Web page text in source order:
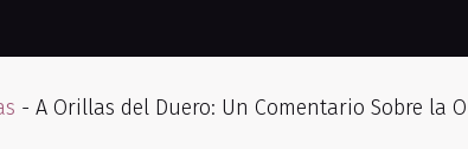
- A Orillas del Duero: Un Comentario Sobre la